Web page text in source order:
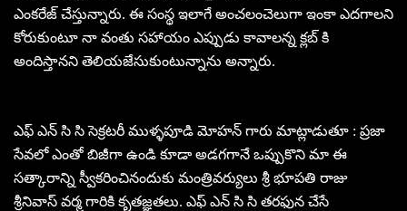
ఎంకరేజ్ చేస్తున్నారు. ఈ సంస్థ ఇలాగే అంచలంచెలుగా ఇంకా ఎదగాలని
కోరుకుంటూ నా వంతు సహాయం ఎప్పుడు కావాలన్న క్లబ్ కి
అందిస్తానని తెలియజేసుకుంటున్నాను అన్నారు.
ఎఫ్ ఎన్ సి సి సెక్రటరీ ముళ్ళపూడి మోహన్ గారు మాట్లాడుతూ : ప్రజా
సేవలో ఎంతో బిజీగా ఉండి కూడా అడగగానే ఒప్పుకొని మా ఈ
సత్కారాన్ని స్వీకరించినందుకు మంత్రివర్యులు శ్రీ భూపతి రాజు
శ్రీనివాస్ వర్మ గారికి కృతజ్ఞతలు. ఎఫ్ ఎన్ సి సి తరఫున చేసే